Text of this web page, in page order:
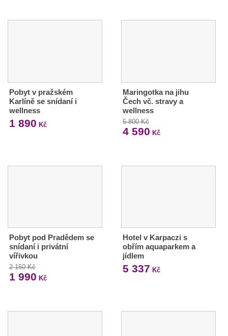
Pobyt v pražském
Karlíně se snídaní i
wellness
1 890 Kč
Maringotka na jihu
Čech vč. stravy a
wellness
5 800 Kč
4 590 Kč
Pobyt pod Pradědem se
snídaní i privátní
vířivkou
2 150 Kč
1 990 Kč
Hotel v Karpaczi s
obřím aquaparkem a
jídlem
5 337 Kč